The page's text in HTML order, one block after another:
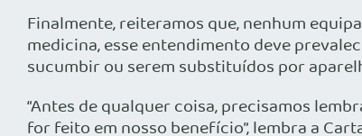
Finalmente, reiteramos que, nenhum
medicina, esse entendimento deve
sucumbir ou serem substituídos por
“Antes de qualquer coisa, precisamos
for feito em nosso benefício”, lembra a